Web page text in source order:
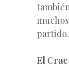
partido.
El